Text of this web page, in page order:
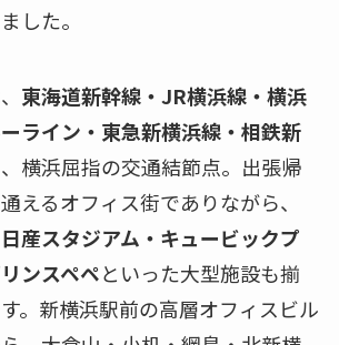
した。
東海道新幹線・JR横浜線・横浜
ライン・東急新横浜線・相鉄新
横浜屈指の交通結節点。出張帰
えるオフィス街でありながら、
産スタジアム・キュービックプ
ンスペペといった大型施設も揃
。新横浜駅前の高層オフィスビル